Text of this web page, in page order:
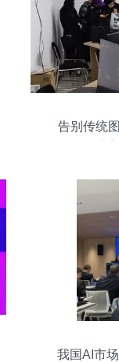
告别传统
我国AI市